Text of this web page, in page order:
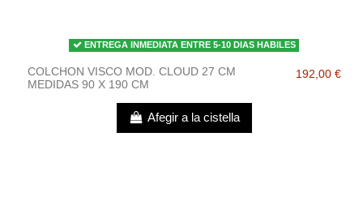
ENTREGA INMEDIATA ENTRE 5-10 DIAS HABILES
COLCHON VISCO MOD. CLOUD 27 CM
MEDIDAS 90 X 190 CM
192,00 €
Afegir a la cistella